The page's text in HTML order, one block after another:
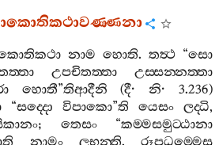
නාම හොති.තත්‍ථ “සො
උපචිතත‍්තා
උස‍්සන‍්නත‍්තා
හොතී”තිආදීනි (දී·නි· 3.236)
“සද‍්දො විපාකො”ති යෙසං ලද‍්ධි,
; තෙසං“කම‍්මසමුට‍්ඨානා